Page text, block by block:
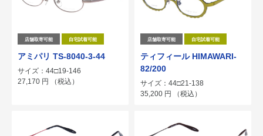
店舗取寄可能 自宅試着可能
アミパリ TS-8040-3-44
サイズ：44□19-146
27,170 円 （税込）
店舗取寄可能 自宅試着可能
ティフィール HIMAWARI-
82/200
サイズ：44□21-138
35,200 円 （税込）